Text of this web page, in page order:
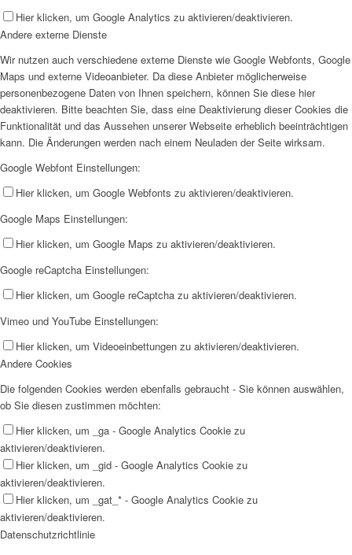
Hier klicken, um Google Analytics zu aktivieren/deaktivieren.
Andere externe Dienste
Wir nutzen auch verschiedene externe Dienste wie Google Webfonts, Google
Maps und externe Videoanbieter. Da diese Anbieter möglicherweise
personenbezogene Daten von Ihnen speichern, können Sie diese hier
deaktivieren. Bitte beachten Sie, dass eine Deaktivierung dieser Cookies die
Funktionalität und das Aussehen unserer Webseite erheblich beeinträchtigen
kann. Die Änderungen werden nach einem Neuladen der Seite wirksam.
Google Webfont Einstellungen:
Hier klicken, um Google Webfonts zu aktivieren/deaktivieren.
Google Maps Einstellungen:
Hier klicken, um Google Maps zu aktivieren/deaktivieren.
Google reCaptcha Einstellungen:
Hier klicken, um Google reCaptcha zu aktivieren/deaktivieren.
Vimeo und YouTube Einstellungen:
Hier klicken, um Videoeinbettungen zu aktivieren/deaktivieren.
Andere Cookies
Die folgenden Cookies werden ebenfalls gebraucht - Sie können auswählen,
ob Sie diesen zustimmen möchten:
Hier klicken, um _ga - Google Analytics Cookie zu
aktivieren/deaktivieren.
Hier klicken, um _gid - Google Analytics Cookie zu
aktivieren/deaktivieren.
Hier klicken, um _gat_* - Google Analytics Cookie zu
aktivieren/deaktivieren.
Datenschutzrichtlinie